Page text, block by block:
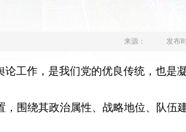
来源： 发布
作，是我们党的优良传统，也是凝
，围绕其政治属性、战略地位、队伍